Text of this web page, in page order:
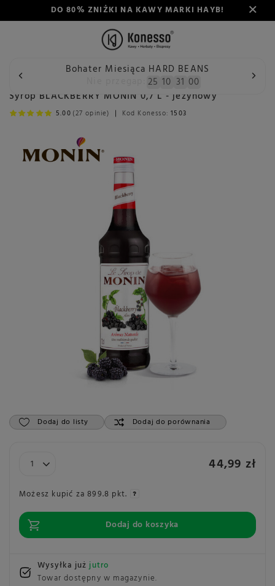
DO 80% ZNIŻKI NA KAWY MARKI HAYB!
Bohater Miesiąca HARD BEANS
25 10 30 59
Wstecz Konesso Delikatesy Spożywcze Syropy do
Syrop BLACKBERRY MONIN 0,7 L - jeżynowy
5.00 (27 opinie) Kod Konesso:1503
Dodaj do listy Dodaj do porównania
44,99 zł
Możesz kupić za899.8 pkt.
Dodaj do koszyka
Wysyłka jużjutro
Towar dostępny w magazynie